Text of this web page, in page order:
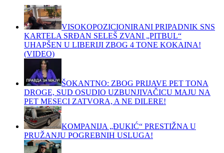
VISOKOPOZICIONIRANI PRIPADNIK SNS
KARTELA SRĐAN SELEŠ ZVANI „PITBUL“
UHAPŠEN U LIBERIJI ZBOG 4 TONE KOKAINA!
(VIDEO)
ŠOKANTNO: ZBOG PRIJAVE PET TONA
DROGE, SUD OSUDIO UZBUNJIVAČICU MAJU NA
PET MESECI ZATVORA, A NE DILERE!
KOMPANIJA „ĐUKIĆ“ PRESTIŽNA U
PRUŽANJU POGREBNIH USLUGA!